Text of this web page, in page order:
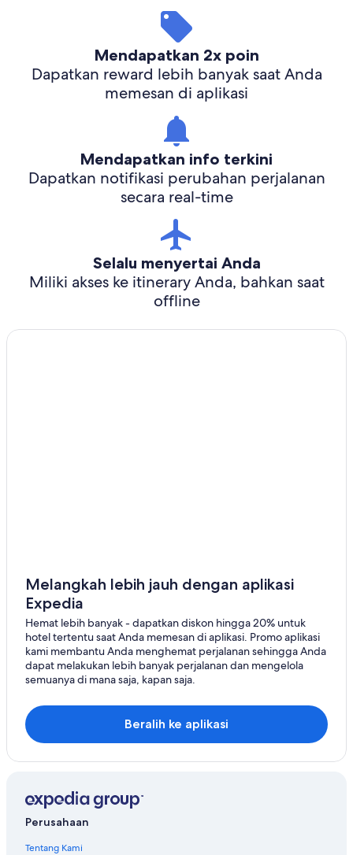
Mendapatkan 2x poin
Dapatkan reward lebih banyak saat Anda
memesan di aplikasi
Mendapatkan info terkini
Dapatkan notifikasi perubahan perjalanan
secara real-time
Selalu menyertai Anda
Miliki akses ke itinerary Anda, bahkan saat
offline
Melangkah lebih jauh dengan aplikasi
Expedia
Hemat lebih banyak - dapatkan diskon hingga 20% untuk
hotel tertentu saat Anda memesan di aplikasi. Promo aplikasi
kami membantu Anda menghemat perjalanan sehingga Anda
dapat melakukan lebih banyak perjalanan dan mengelola
semuanya di mana saja, kapan saja.
Beralih ke aplikasi
Perusahaan
Tentang Kami